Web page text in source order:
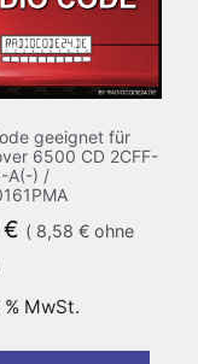
geeignet für
6500 CD 2CFF-
A(-) /
€ ( 8,58 €ohne
MwSt.